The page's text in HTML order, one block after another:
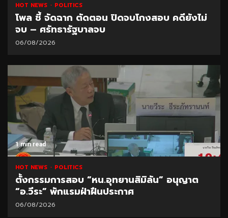
HOT NEWS POLITICS
โพล ชี้ จัดฉาก ตัดตอน ปิดจบโกงสอบ คดียังไม่
จบ – ศรัทธารัฐบาลจบ
06/08/2026
1 min read
HOT NEWS POLITICS
ตั้งกรรมการสอบ “หน.อุทยานสิมิลัน” อนุญาต
“อ.วีระ” พักแรมฝ่าฝืนประกาศ
06/08/2026